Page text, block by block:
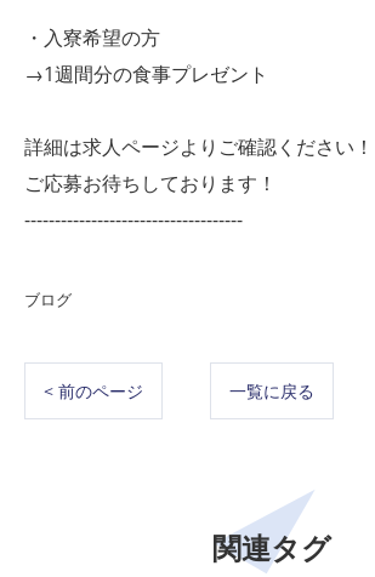
・入寮希望の方
→1週間分の食事プレゼント
詳細は求人ページよりご確認ください！
ご応募お待ちしております！
------------------------------------
ブログ
< 前のページ 一覧に戻る
関連タグ